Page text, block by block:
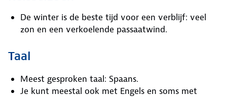
De winter is de beste tijd voor een verblijf: veel
zon en een verkoelende passaatwind.
Taal
Meest gesproken taal: Spaans.
Je kunt meestal ook met Engels en soms met